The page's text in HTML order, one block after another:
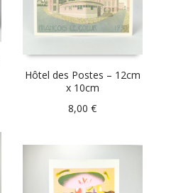
Hôtel des Postes – 12cm
x 10cm
8,00€